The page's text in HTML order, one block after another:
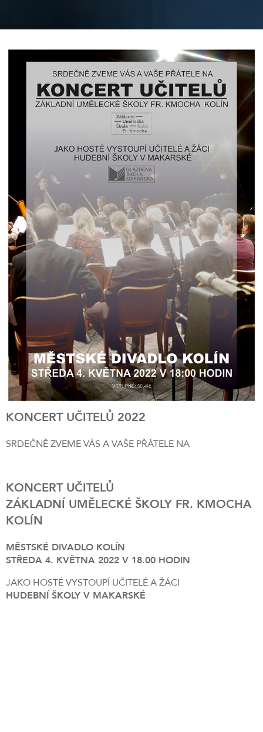
KONCERT UČITELŮ 2022
SRDEČNĚ ZVEME VÁS A VAŠE PŘÁTELE NA
KONCERT UČITELŮ
ZÁKLADNÍ UMĚLECKÉ ŠKOLY FR. KMOCHA
KOLÍN
MĚSTSKÉ DIVADLO KOLÍN
STŘEDA 4. KVĚTNA 2022 V 18.00 HODIN
JAKO HOSTÉ VYSTOUPÍ UČITELÉ A ŽÁCI
HUDEBNÍ ŠKOLY V MAKARSKÉ